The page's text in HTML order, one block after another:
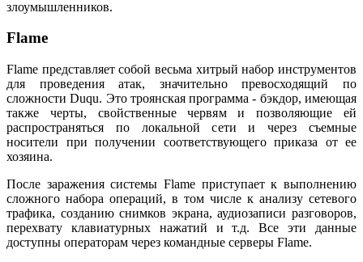
злоумышленников.
Flame
Flame представляет собой весьма хитрый набор инструментов
для проведения атак, значительно превосходящий по
сложности Duqu. Это троянская программа - бэкдор, имеющая
также черты, свойственные червям и позволяющие ей
распространяться по локальной сети и через съемные
носители при получении соответствующего приказа от ее
хозяина.
После заражения системы Flame приступает к выполнению
сложного набора операций, в том числе к анализу сетевого
трафика, созданию снимков экрана, аудиозаписи разговоров,
перехвату клавиатурных нажатий и т.д. Все эти данные
доступны операторам через командные серверы Flame.